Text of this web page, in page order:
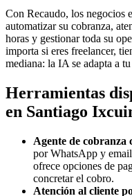
Con Recaudo, los negocios
automatizar su cobranza,
horas y gestionar toda su
importa si eres freelancer,
mediana: la IA se adapta a
Herramientas
en Santiago
Agente de cobranza
por WhatsApp y
ofrece opciones de
concretar el cobro.
Atención al cliente